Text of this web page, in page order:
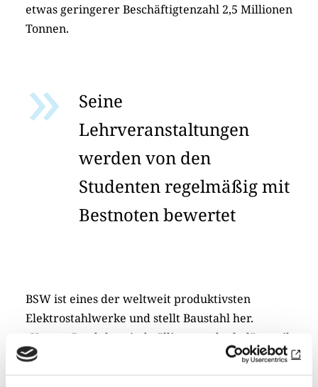
etwas geringerer Beschäftigtenzahl 2,5 Millionen
Tonnen.
Seine
Lehrveranstaltungen
werden von den
Studenten regelmäßig mit
Bestnoten bewertet
BSW ist eines der weltweit produktivsten
Elektrostahlwerke und stellt Baustahl her.
„Unsere Produkte sind völlig unspektakulär, weil
sie im Beton beerdigt werden“, so Weitzmann.
Wenn ein schrottbeladener Rheinkahn hier